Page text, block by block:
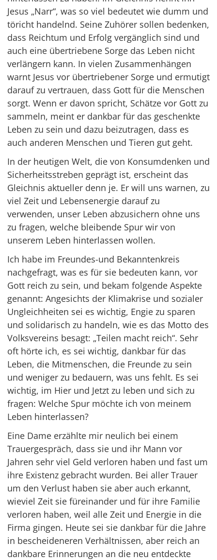
Jesus „Narr“, was so viel bedeutet wie dumm und
töricht handelnd. Seine Zuhörer sollen bedenken,
dass Reichtum und Erfolg vergänglich sind und
auch eine übertriebene Sorge das Leben nicht
verlängern kann. In vielen Zusammenhängen
warnt Jesus vor übertriebener Sorge und ermutigt
darauf zu vertrauen, dass Gott für die Menschen
sorgt. Wenn er davon spricht, Schätze vor Gott zu
sammeln, meint er dankbar für das geschenkte
Leben zu sein und dazu beizutragen, dass es
auch anderen Menschen und Tieren gut geht.
In der heutigen Welt, die von Konsumdenken und
Sicherheitsstreben geprägt ist, erscheint das
Gleichnis aktueller denn je. Er will uns warnen, zu
viel Zeit und Lebensenergie darauf zu
verwenden, unser Leben abzusichern ohne uns
zu fragen, welche bleibende Spur wir von
unserem Leben hinterlassen wollen.
Ich habe im Freundes-und Bekanntenkreis
nachgefragt, was es für sie bedeuten kann, vor
Gott reich zu sein, und bekam folgende Aspekte
genannt: Angesichts der Klimakrise und sozialer
Ungleichheiten sei es wichtig, Engie zu sparen
und solidarisch zu handeln, wie es das Motto des
Volksvereins besagt: „Teilen macht reich“. Sehr
oft hörte ich, es sei wichtig, dankbar für das
Leben, die Mitmenschen, die Freunde zu sein
und weniger zu bedauern, was uns fehlt. Es sei
wichtig, im Hier und Jetzt zu leben und sich zu
fragen: Welche Spur möchte ich von meinem
Leben hinterlassen?
Eine Dame erzählte mir neulich bei einem
Trauergespräch, dass sie und ihr Mann vor
Jahren sehr viel Geld verloren haben und fast um
ihre Existenz gebracht wurden. Bei aller Trauer
um den Verlust haben sie aber auch erkannt,
wieviel Zeit sie füreinander und für ihre Familie
verloren haben, weil alle Zeit und Energie in die
Firma gingen. Heute sei sie dankbar für die Jahre
in bescheideneren Verhältnissen, aber reich an
dankbare Erinnerungen an die neu entdeckte